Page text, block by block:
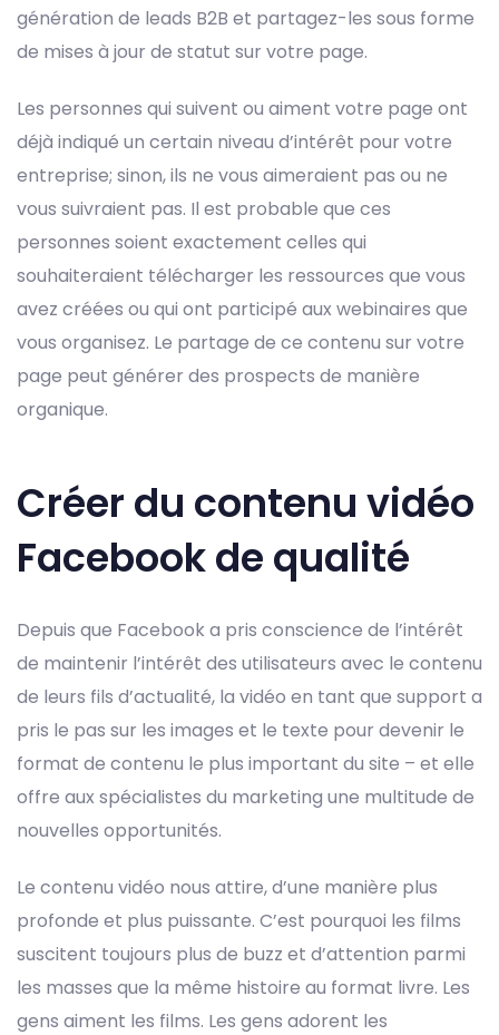
génération de leads B2B et partagez-les sous forme
de mises à jour de statut sur votre page.
Les personnes qui suivent ou aiment votre page ont
déjà indiqué un certain niveau d’intérêt pour votre
entreprise; sinon, ils ne vous aimeraient pas ou ne
vous suivraient pas. Il est probable que ces
personnes soient exactement celles qui
souhaiteraient télécharger les ressources que vous
avez créées ou qui ont participé aux webinaires que
vous organisez. Le partage de ce contenu sur votre
page peut générer des prospects de manière
organique.
Créer du contenu vidéo
Facebook de qualité
Depuis que Facebook a pris conscience de l’intérêt
de maintenir l’intérêt des utilisateurs avec le contenu
de leurs fils d’actualité, la vidéo en tant que support a
pris le pas sur les images et le texte pour devenir le
format de contenu le plus important du site – et elle
offre aux spécialistes du marketing une multitude de
nouvelles opportunités.
Le contenu vidéo nous attire, d’une manière plus
profonde et plus puissante. C’est pourquoi les films
suscitent toujours plus de buzz et d’attention parmi
les masses que la même histoire au format livre. Les
gens aiment les films. Les gens adorent les